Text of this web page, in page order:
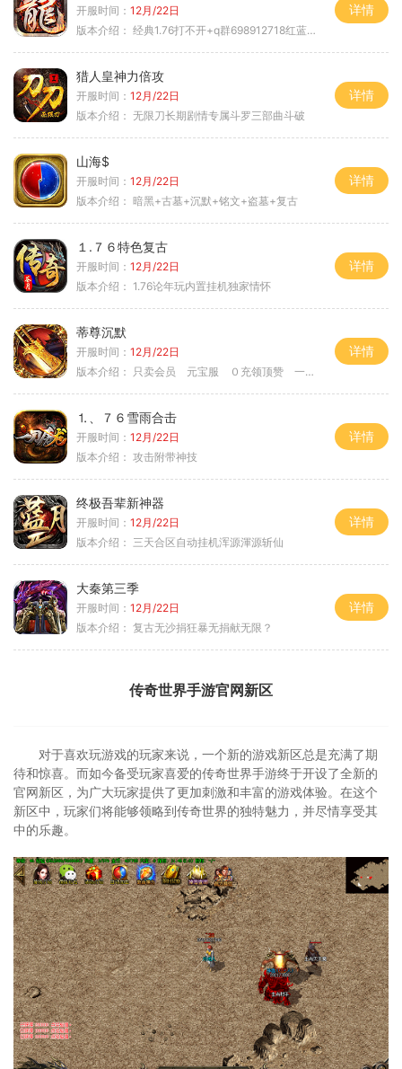
开服时间： 12月/22日
版本介绍： 经典1.76打不开+q群698912718红蓝毒符免费
详情
猎人皇神力倍攻
开服时间： 12月/22日
版本介绍： 无限刀长期剧情专属斗罗三部曲斗破
详情
山海$
开服时间： 12月/22日
版本介绍： 暗黑+古墓+沉默+铭文+盗墓+复古
详情
１.７６特色复古
开服时间： 12月/22日
版本介绍： 1.76论年玩内置挂机独家情怀
详情
蒂尊沉默
开服时间： 12月/22日
版本介绍：
只卖会员 元宝服 ０充领顶赞 一切靠打
详情
⒈、７６雪雨合击
开服时间： 12月/22日
版本介绍： 攻击附带神技
详情
终极吾辈新神器
开服时间： 12月/22日
版本介绍： 三天合区自动挂机浑源渾源斩仙
详情
大秦第三季
开服时间： 12月/22日
版本介绍： 复古无沙捐狂暴无捐献无限？
详情
传奇世界手游官网新区
对于喜欢玩游戏的玩家来说，一个新的游戏新区总是充满了期
待和惊喜。而如今备受玩家喜爱的传奇世界手游终于开设了全新的
官网新区，为广大玩家提供了更加刺激和丰富的游戏体验。在这个
新区中，玩家们将能够领略到传奇世界的独特魅力，并尽情享受其
中的乐趣。